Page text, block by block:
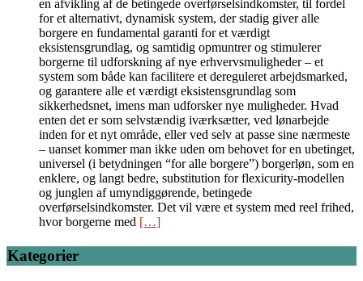
en afvikling af de betingede overførselsindkomster, til fordel
for et alternativt, dynamisk system, der stadig giver alle
borgere en fundamental garanti for et værdigt
eksistensgrundlag, og samtidig opmuntrer og stimulerer
borgerne til udforskning af nye erhvervsmuligheder – et
system som både kan facilitere et dereguleret arbejdsmarked,
og garantere alle et værdigt eksistensgrundlag som
sikkerhedsnet, imens man udforsker nye muligheder. Hvad
enten det er som selvstændig iværksætter, ved lønarbejde
inden for et nyt område, eller ved selv at passe sine nærmeste
– uanset kommer man ikke uden om behovet for en ubetinget,
universel (i betydningen “for alle borgere”) borgerløn, som en
enklere, og langt bedre, substitution for flexicurity-modellen
og junglen af umyndiggørende, betingede
overførselsindkomster. Det vil være et system med reel frihed,
hvor borgerne med […]
Kategorier